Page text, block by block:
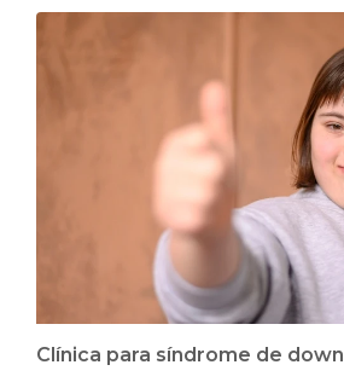
Clínica para síndrome de down